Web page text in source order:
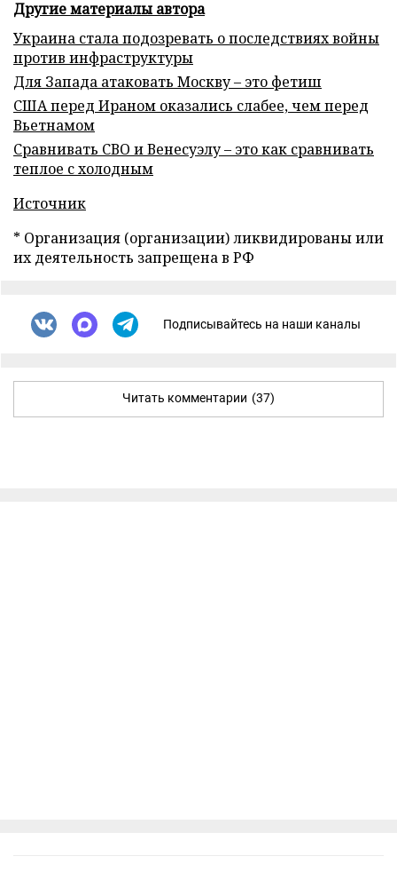
Другие материалы автора
Украина стала подозревать о последствиях войны
против инфраструктуры
Для Запада атаковать Москву – это фетиш
США перед Ираном оказались слабее, чем перед
Вьетнамом
Сравнивать СВО и Венесуэлу – это как сравнивать
теплое с холодным
Источник
* Организация (организации) ликвидированы или
их деятельность запрещена в РФ
Подписывайтесь на наши каналы
Читать комментарии (37)